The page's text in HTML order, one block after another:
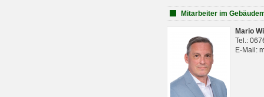
Mitarbeiter im
Mario
Tel.:
E-Mail: